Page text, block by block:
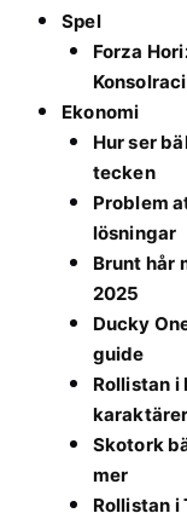
Spel
Forza
Ekonomi
Hur ser
tecken
Problem
lösningar
Brunt hår
2025
Ducky
guide
Rollistan i
karaktärer
Skotork
mer
Rollistan i